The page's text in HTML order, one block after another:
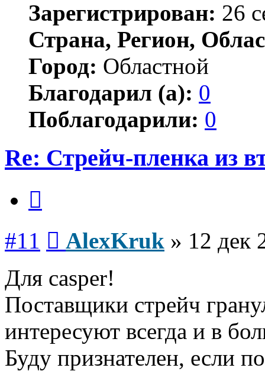
Зарегистрирован: 26
Страна, Регион,
Город: Областной
Благодарил (а): 0
Поблагодарили: 0
Re: Стрейч-пленка из
#11 AlexKruk » 12 дек
Для casper!
Поставщики стрейч
интересуют всегда и в
Буду признателен, если